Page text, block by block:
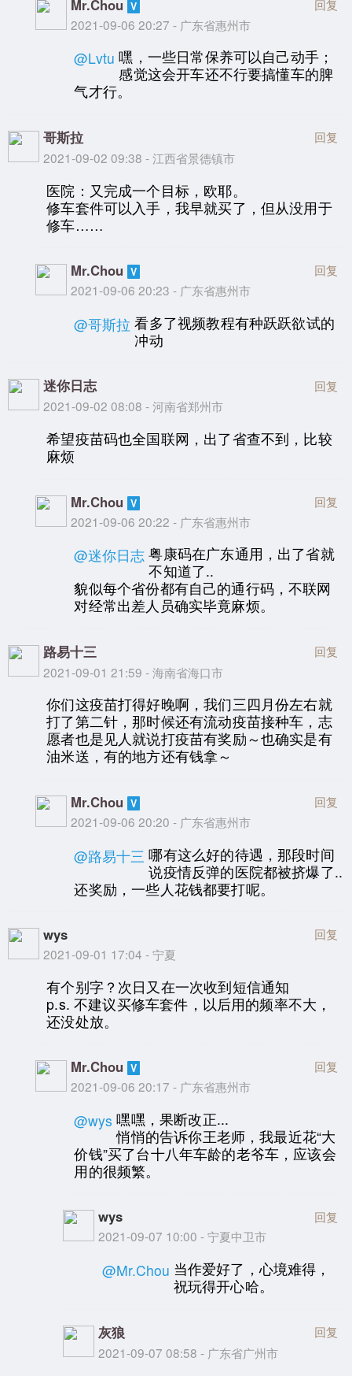
Mr.Chou
2021-09-06 20:27 - 广东省惠州市
回复
@Lvtu 嘿，一些日常保养可以自己动手；
感觉这会开车还不行要搞懂车的脾
气才行。
哥斯拉
2021-09-02 09:38 - 江西省景德镇市
回复
医院：又完成一个目标，欧耶。
修车套件可以入手，我早就买了，但从没用于
修车……
Mr.Chou
2021-09-06 20:23 - 广东省惠州市
回复
@哥斯拉 看多了视频教程有种跃跃欲试的
冲动
迷你日志
2021-09-02 08:08 - 河南省郑州市
回复
希望疫苗码也全国联网，出了省查不到，比较
麻烦
Mr.Chou
2021-09-06 20:22 - 广东省惠州市
回复
@迷你日志 粤康码在广东通用，出了省就
不知道了..
貌似每个省份都有自己的通行码，不联网
对经常出差人员确实毕竟麻烦。
路易十三
2021-09-01 21:59 - 海南省海口市
回复
你们这疫苗打得好晚啊，我们三四月份左右就
打了第二针，那时候还有流动疫苗接种车，志
愿者也是见人就说打疫苗有奖励～也确实是有
油米送，有的地方还有钱拿～
Mr.Chou
2021-09-06 20:20 - 广东省惠州市
回复
@路易十三 哪有这么好的待遇，那段时间
说疫情反弹的医院都被挤爆了..
还奖励，一些人花钱都要打呢。
wys
2021-09-01 17:04 - 宁夏
回复
有个别字？次日又在一次收到短信通知
p.s. 不建议买修车套件，以后用的频率不大，
还没处放。
Mr.Chou
2021-09-06 20:17 - 广东省惠州市
回复
@wys 嘿嘿，果断改正...
悄悄的告诉你王老师，我最近花“大
价钱”买了台十八年车龄的老爷车，应该会
用的很频繁。
wys
2021-09-07 10:00 - 宁夏中卫市
回复
@Mr.Chou 当作爱好了，心境难得，
祝玩得开心哈。
灰狼
2021-09-07 08:58 - 广东省广州市
回复